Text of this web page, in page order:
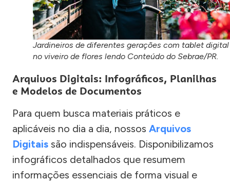
Jardineiros de diferentes gerações com tablet digital
no viveiro de flores lendo Conteúdo do Sebrae/PR.
Arquivos Digitais: Infográficos, Planilhas
e Modelos de Documentos
Para quem busca materiais práticos e
aplicáveis no dia a dia, nossos Arquivos
Digitais são indispensáveis. Disponibilizamos
infográficos detalhados que resumem
informações essenciais de forma visual e